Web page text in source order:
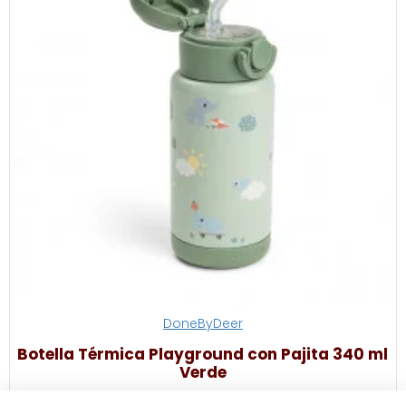
DoneByDeer
Botella Térmica Playground con Pajita 340 ml
Verde